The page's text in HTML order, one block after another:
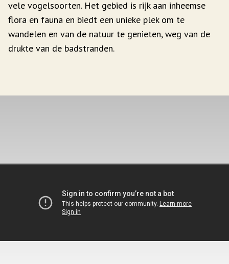
vele vogelsoorten. Het gebied is rijk aan inheemse
flora en fauna en biedt een unieke plek om te
wandelen en van de natuur te genieten, weg van de
drukte van de badstranden.